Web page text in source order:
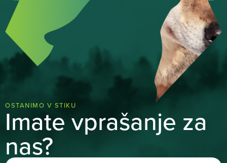
OSTANIMO V STIKU
Imate vprašanje za
nas?